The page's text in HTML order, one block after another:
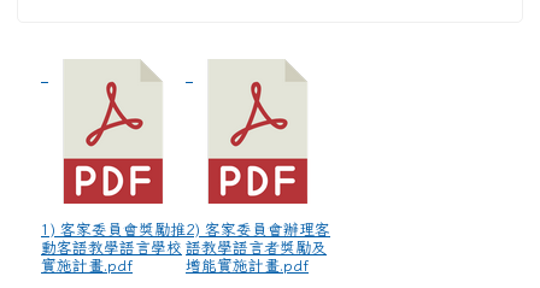
1) 客家委員會獎勵推
動客語教學語言學校
實施計畫.pdf
2) 客家委員會辦理客
語教學語言者獎勵及
增能實施計畫.pdf